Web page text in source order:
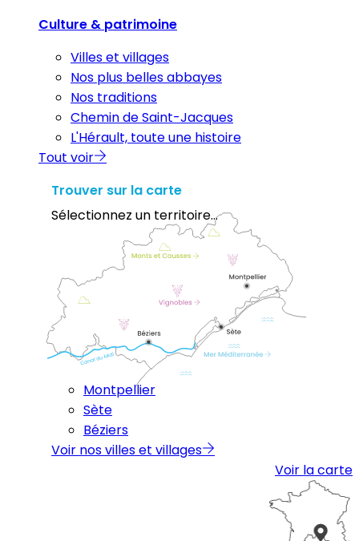
Culture & patrimoine
Villes et villages
Nos plus belles abbayes
Nos traditions
Chemin de Saint-Jacques
L'Hérault, toute une histoire
Tout voir
Trouver sur la carte
Sélectionnez un territoire...
Montpellier
Sète
Béziers
Voir nos villes et villages
Voir la carte